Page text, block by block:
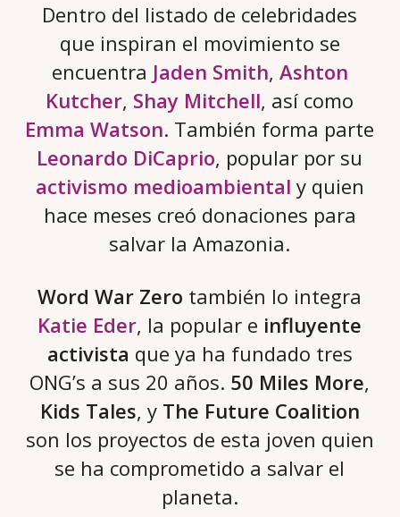
Dentro del listado de celebridades
que inspiran el movimiento se
encuentra Jaden Smith, Ashton
Kutcher, Shay Mitchell, así como
Emma Watson. También forma parte
Leonardo DiCaprio, popular por su
activismo medioambiental y quien
hace meses creó donaciones para
salvar la Amazonia.
Word War Zero también lo integra
Katie Eder, la popular e influyente
activista que ya ha fundado tres
ONG’s a sus 20 años. 50 Miles More,
Kids Tales, y The Future Coalition
son los proyectos de esta joven quien
se ha comprometido a salvar el
planeta.